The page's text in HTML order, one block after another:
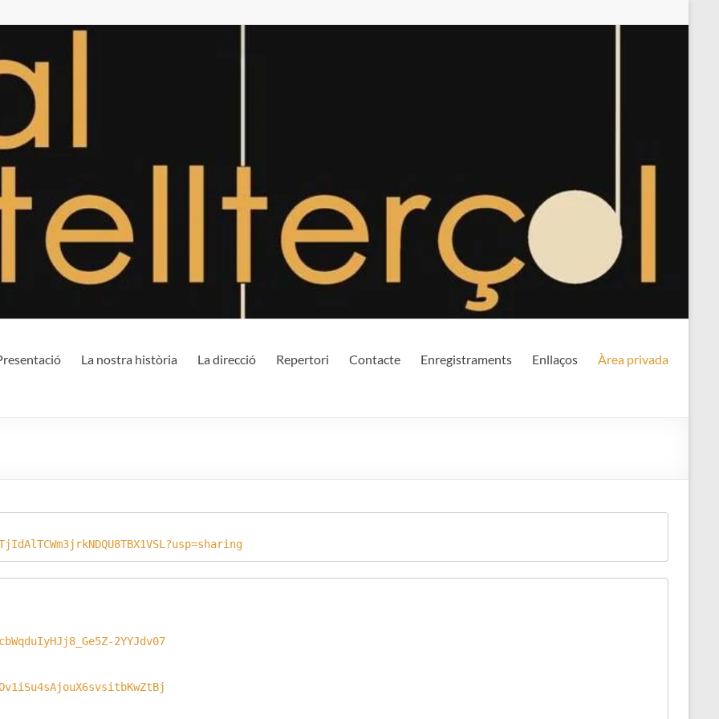
La nostra història La direcció Repertori Contacte Enregistraments Enllaços Àrea privada